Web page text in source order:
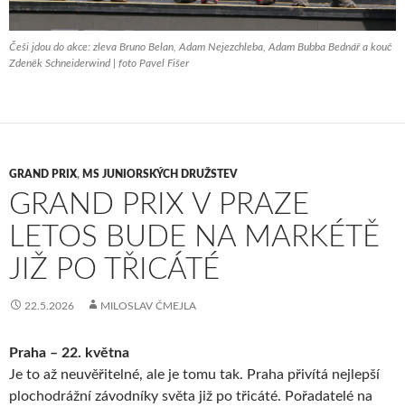
Češi jdou do akce: zleva Bruno Belan, Adam Nejezchleba, Adam Bubba Bednář a kouč
Zdeněk Schneiderwind | foto Pavel Fišer
GRAND PRIX, MS JUNIORSKÝCH DRUŽSTEV
GRAND PRIX V PRAZE
LETOS BUDE NA MARKÉTĚ
JIŽ PO TŘICÁTÉ
22.5.2026 MILOSLAV ČMEJLA
Praha – 22. května
Je to až neuvěřitelné, ale je tomu tak. Praha přivítá nejlepší
plochodrážní závodníky světa již po třicáté. Pořadatelé na